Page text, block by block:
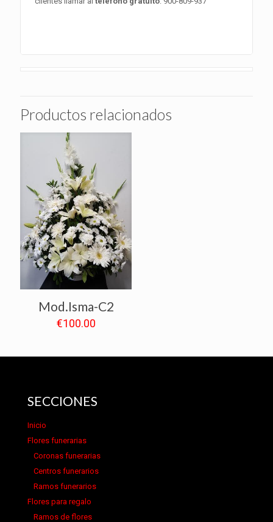
Productos relacionados
Mod.Isma-C2
€100.00
SECCIONES
Inicio
Flores funerarias
Coronas funerarias
Centros funerarios
Ramos funerarios
Flores para regalo
Ramos de flores